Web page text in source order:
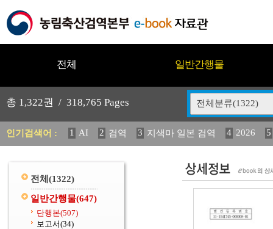
전체 일반간행물
총 1,322권 / 318,765 Pages 전체분류(1322)
인기검색어 : 1 AI 2 검역 3 지색마 일본 검역 4 2026
5
11 2025 12 중독성 식물 도감 13 媛 異 14
전체 (1322)
일반간행물(647)
단행본(507)
보고서(34)